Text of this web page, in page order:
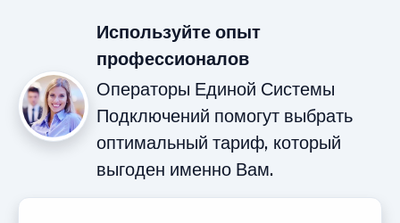
Используйте опыт
профессионалов
Операторы Единой Системы
Подключений помогут выбрать
оптимальный тариф, который
выгоден именно Вам.